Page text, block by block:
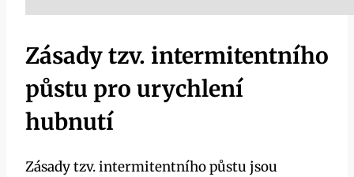
Zásady tzv. intermitentního
půstu pro ⁢urychlení‍
hubnutí
Zásady tzv. ‌intermitentního ⁢půstu jsou